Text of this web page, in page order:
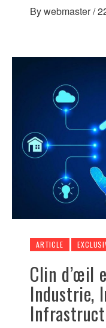
Bywebmaster/
ARTICLE
Clin d’œil
Industrie,